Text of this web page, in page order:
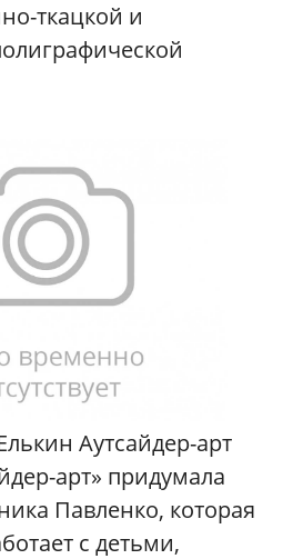
ткацкой и
Аутсайдер-арт
арт» придумала
Павленко, которая
с детьми,